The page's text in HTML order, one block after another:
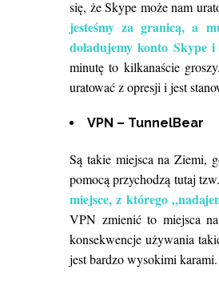
się, że Skype może nam
jesteśmy za granicą, a
doładujemy konto Skype
minutę to kilkanaście
uratować z opresji i jest
VPN – TunnelBear
Są takie miejsca na Ziemi,
pomocą przychodzą tutaj
miejsce, z którego
VPN zmienić to miejsca
konsekwencje używania
jest bardzo wysokimi karami.